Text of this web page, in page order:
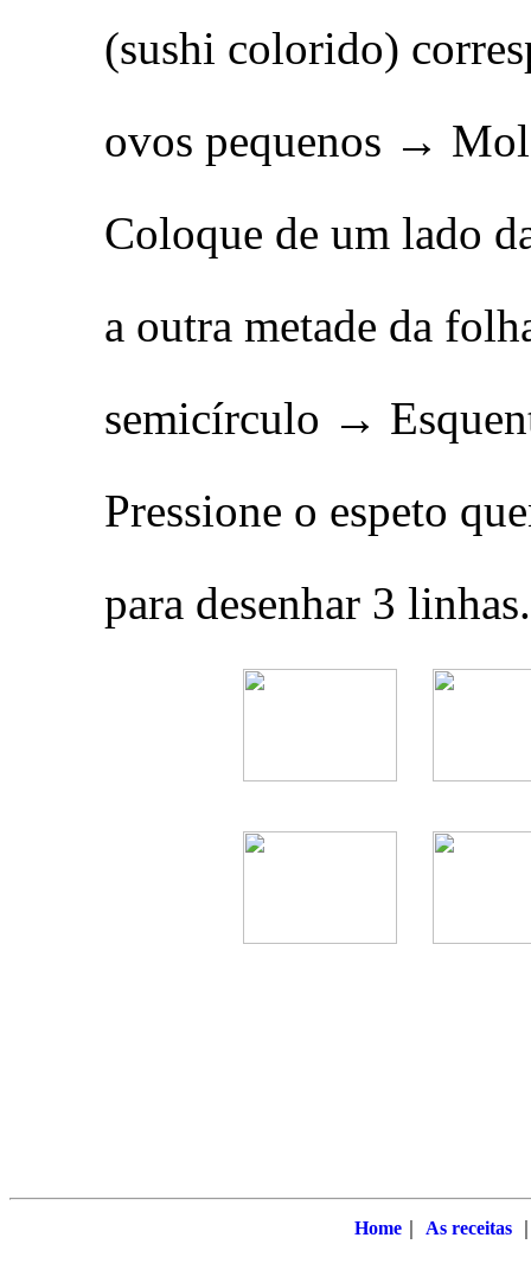
(sushi colorido)
ovos pequenos →
Coloque de um lado
a outra metade da
semicírculo →
Pressione o espeto
para desenhar 3 linhas.
Home｜ As receitas